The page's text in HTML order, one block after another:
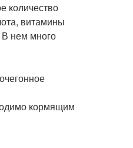
количество
витамины
В нем много
кормящим